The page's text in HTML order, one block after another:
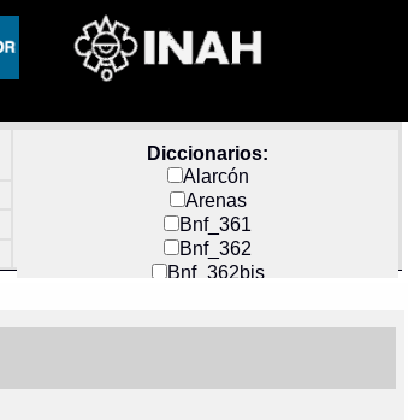
Diccionarios:
Alarcón
Arenas
Bnf_361
Bnf_362
Bnf_362bis
Docs_México